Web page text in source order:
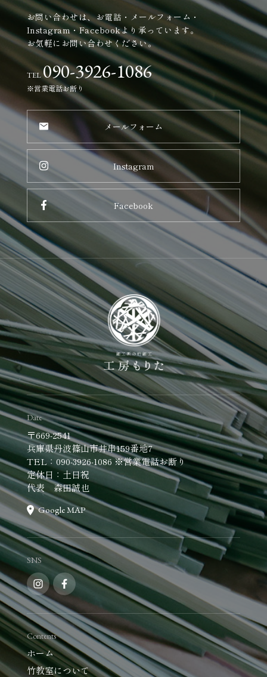
お問い合わせは、お電話・メールフォーム・
Instagram・Facebookより承っています。
お気軽にお問い合わせください。
TEL090-3926-1086
※営業電話お断り
メールフォーム
Instagram
Facebook
Date
〒669-2541
兵庫県丹波篠山市井串159番地7
TEL：090-3926-1086 ※営業電話お断り
定休日：土日祝
代表 森田誠也
Google MAP
SNS
Contents
ホーム
竹教室について